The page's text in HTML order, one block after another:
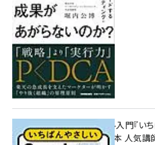
無料BIツール入門『い
ポータルの教本 人気講